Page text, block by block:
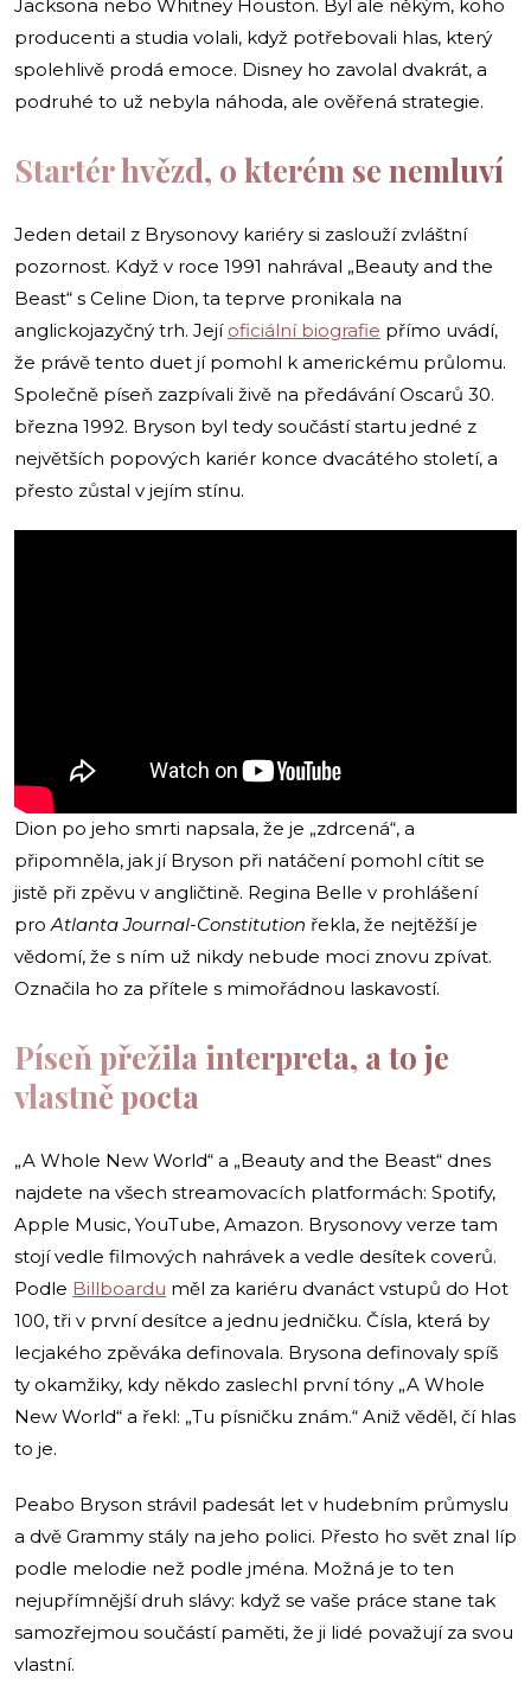
Jacksona nebo Whitney Houston. Byl ale někým, koho
producenti a studia volali, když potřebovali hlas, který
spolehlivě prodá emoce. Disney ho zavolal dvakrát, a
podruhé to už nebyla náhoda, ale ověřená strategie.
Startér hvězd, o kterém se nemluví
Jeden detail z Brysonovy kariéry si zaslouží zvláštní
pozornost. Když v roce 1991 nahrával „Beauty and the
Beast“ s Celine Dion, ta teprve pronikala na
anglickojazyčný trh. Její oficiální biografie přímo uvádí,
že právě tento duet jí pomohl k americkému průlomu.
Společně píseň zazpívali živě na předávání Oscarů 30.
března 1992. Bryson byl tedy součástí startu jedné z
největších popových kariér konce dvacátého století, a
přesto zůstal v jejím stínu.
Dion po jeho smrti napsala, že je „zdrcená“, a
připomněla, jak jí Bryson při natáčení pomohl cítit se
jistě při zpěvu v angličtině. Regina Belle v prohlášení
proAtlanta Journal-Constitution řekla, že nejtěžší je
vědomí, že s ním už nikdy nebude moci znovu zpívat.
Označila ho za přítele s mimořádnou laskavostí.
Píseň přežila interpreta, a to je
vlastně pocta
„A Whole New World“ a „Beauty and the Beast“ dnes
najdete na všech streamovacích platformách: Spotify,
Apple Music, YouTube, Amazon. Brysonovy verze tam
stojí vedle filmových nahrávek a vedle desítek coverů.
Podle Billboardu měl za kariéru dvanáct vstupů do Hot
100, tři v první desítce a jednu jedničku. Čísla, která by
lecjakého zpěváka definovala. Brysona definovaly spíš
ty okamžiky, kdy někdo zaslechl první tóny „A Whole
New World“ a řekl: „Tu písničku znám.“ Aniž věděl, čí hlas
to je.
Peabo Bryson strávil padesát let v hudebním průmyslu
a dvě Grammy stály na jeho polici. Přesto ho svět znal líp
podle melodie než podle jména. Možná je to ten
nejupřímnější druh slávy: když se vaše práce stane tak
samozřejmou součástí paměti, že ji lidé považují za svou
vlastní.